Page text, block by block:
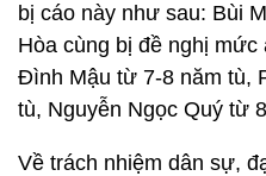
bị cáo này như sau: Bùi
Hòa cùng bị đề nghị
Đình Mậu từ 7-8 năm tù,
tù, Nguyễn Ngọc Quý từ
Về trách nhiệm dân sự,